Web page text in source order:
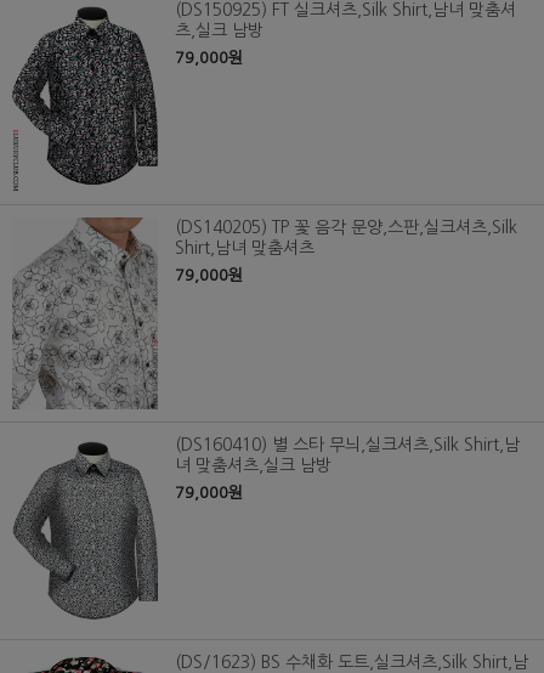
(DS150925) FT 실크셔츠,Silk Shirt,남녀 맞춤셔
츠,실크 남방
79,000원
(DS140205) TP 꽃 음각 문양,스판,실크셔츠,Silk
Shirt,남녀 맞춤셔츠
79,000원
(DS160410) 별 스타 무늬,실크셔츠,Silk Shirt,남
녀 맞춤셔츠,실크 남방
79,000원
(DS/1623) BS 수채화 도트,실크셔츠,Silk Shirt,남